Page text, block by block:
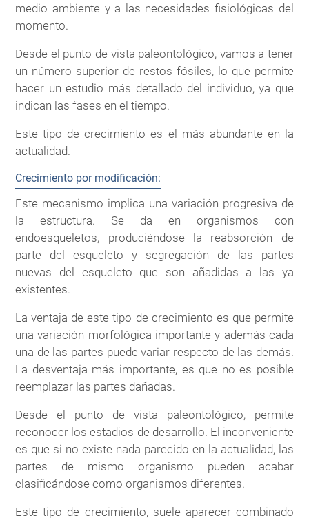
medio ambiente y a las necesidades fisiológicas del
momento.
Desde el punto de vista paleontológico, vamos a tener
un número superior de restos fósiles, lo que permite
hacer un estudio más detallado del individuo, ya que
indican las fases en el tiempo.
Este tipo de crecimiento es el más abundante en la
actualidad.
Crecimiento por modificación:
Este mecanismo implica una variación progresiva de
la estructura. Se da en organismos con
endoesqueletos, produciéndose la reabsorción de
parte del esqueleto y segregación de las partes
nuevas del esqueleto que son añadidas a las ya
existentes.
La ventaja de este tipo de crecimiento es que permite
una variación morfológica importante y además cada
una de las partes puede variar respecto de las demás.
La desventaja más importante, es que no es posible
reemplazar las partes dañadas.
Desde el punto de vista paleontológico, permite
reconocer los estadios de desarrollo. El inconveniente
es que si no existe nada parecido en la actualidad, las
partes de mismo organismo pueden acabar
clasificándose como organismos diferentes.
Este tipo de crecimiento, suele aparecer combinado